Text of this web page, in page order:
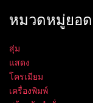
หมวดหมู่ยอ
สุ่ม
แสดง
โครเมียม
เครื่องพิมพ์